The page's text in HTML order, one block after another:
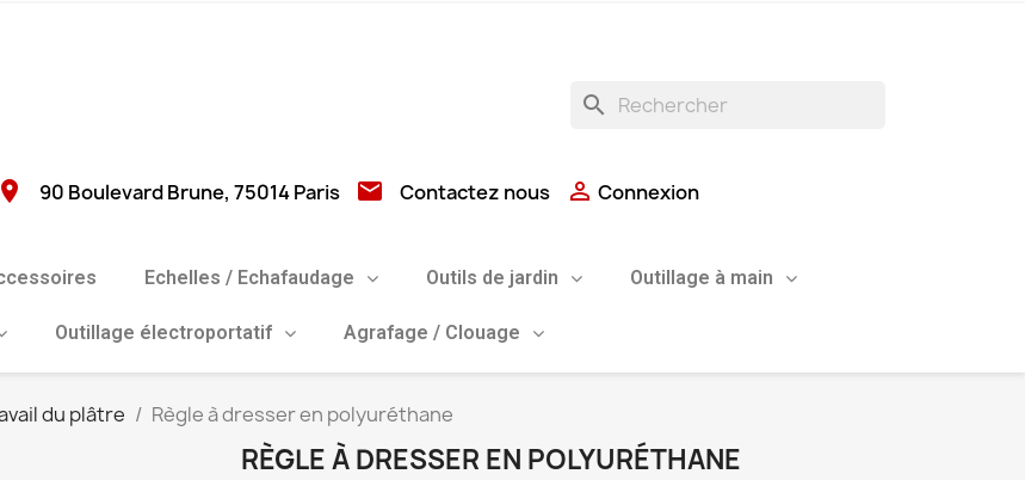
search
location_on 90 Boulevard Brune, 75014 Paris email Contactez nous  Connexion
Echelles / Echafaudage Outils de jardin Outillage à main
Outillage électroportatif Agrafage / Clouage
du plâtre Règle à dresser en polyuréthane
RÈGLE À DRESSER EN POLYURÉTHANE